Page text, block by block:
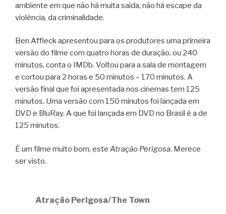
ambiente em que não há muita saída, não há escape da
violência, da criminalidade.
Ben Affleck apresentou para os produtores uma primeira
versão do filme com quatro horas de duração, ou 240
minutos, conta o IMDb. Voltou para a sala de montagem
e cortou para 2 horas e 50 minutos – 170 minutos. A
versão final que foi apresentada nos cinemas tem 125
minutos. Uma versão com 150 minutos foi lançada em
DVD e BluRay. A que foi lançada em DVD no Brasil é a de
125 minutos.
É um filme muito bom, este Atração Perigosa. Merece
ser visto.
Atração Perigosa/The Town